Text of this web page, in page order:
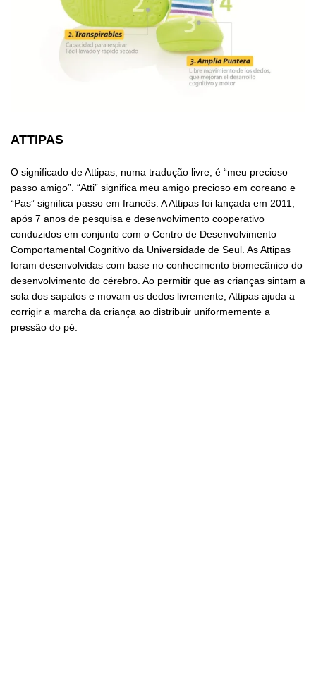
ATTIPAS
O significado de Attipas, numa tradução livre, é “meu precioso
passo amigo”. “Atti” significa meu amigo precioso em coreano e
“Pas” significa passo em francês. A Attipas foi lançada em 2011,
após 7 anos de pesquisa e desenvolvimento cooperativo
conduzidos em conjunto com o Centro de Desenvolvimento
Comportamental Cognitivo da Universidade de Seul. As Attipas
foram desenvolvidas com base no conhecimento biomecânico do
desenvolvimento do cérebro. Ao permitir que as crianças sintam a
sola dos sapatos e movam os dedos livremente, Attipas ajuda a
corrigir a marcha da criança ao distribuir uniformemente a
pressão do pé.